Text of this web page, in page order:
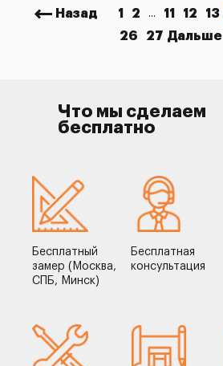
Назад 1 2 ... 11 12 13
26 27 Дальше
Что мы сделаем
бесплатно
Бесплатный
замер (Москва,
СПБ, Минск)
Бесплатная
консультация